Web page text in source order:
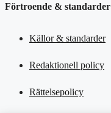
Förtroende & standarder
Källor & standarder
Redaktionell policy
Rättelsepolicy